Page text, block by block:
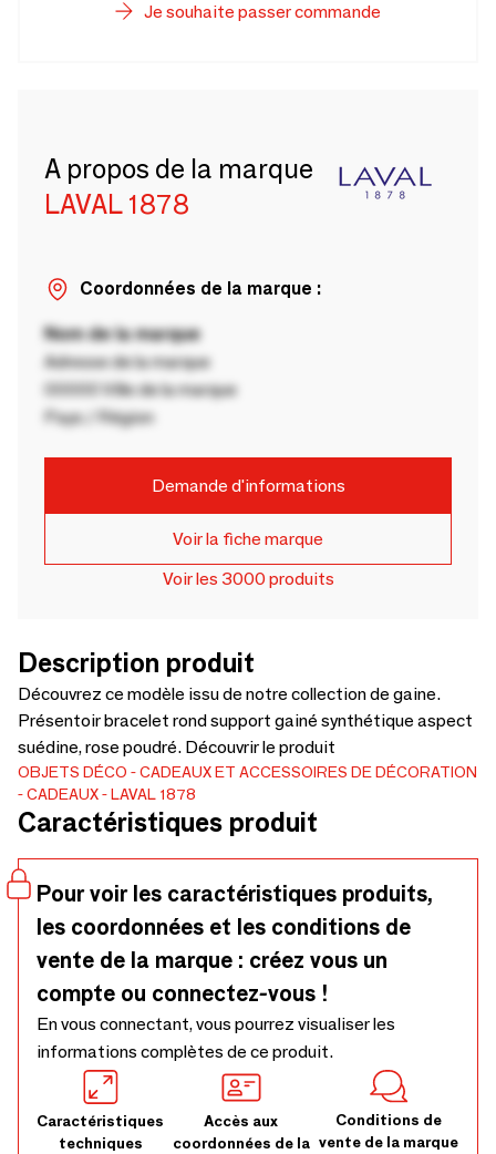
Je souhaite passer commande
A propos de la marque
LAVAL 1878
Coordonnées de la marque :
Nom de la marque
Adresse de la marque
00000 Ville de la marque
Pays / Région
Demande d'informations
Voir la fiche marque
Voir les 3000 produits
Description produit
Découvrez ce modèle issu de notre collection de gaine.
Présentoir bracelet rond support gainé synthétique aspect
suédine, rose poudré. Découvrir le produit
OBJETS DÉCO
CADEAUX ET ACCESSOIRES DE DÉCORATION
CADEAUX
LAVAL 1878
Caractéristiques produit
Pour voir les caractéristiques produits,
les coordonnées et les conditions de
vente de la marque : créez vous un
compte ou connectez-vous !
En vous connectant, vous pourrez visualiser les
informations complètes de ce produit.
Caractéristiques
techniques
Accès aux
coordonnées de la
Conditions de
vente de la marque